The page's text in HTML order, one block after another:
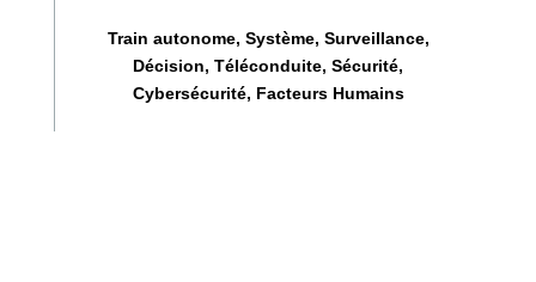
Train autonome, Système, Surveillance,
Décision, Téléconduite, Sécurité,
Cybersécurité, Facteurs Humains